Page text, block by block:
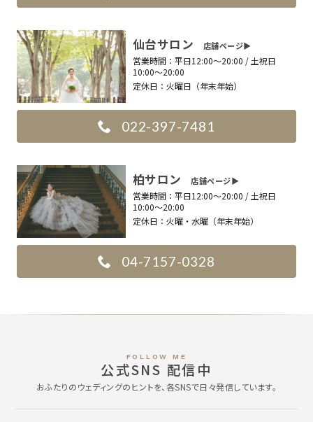
仙台サロン 店舗ページ▶︎
営業時間： 平日12:00〜20:00 / 土祝日
10:00〜20:00
定休日： 火曜日（年末年始）
022-397-7481
柏サロン店舗ページ▶︎
営業時間： 平日12:00〜20:00 / 土祝日
10:00〜20:00
定休日： 火曜・水曜（年末年始）
04-7157-0328
FOLLOW ME
公式SNS 配信中
おふたりのウェディングのヒントを、各SNSで日々発信しています。